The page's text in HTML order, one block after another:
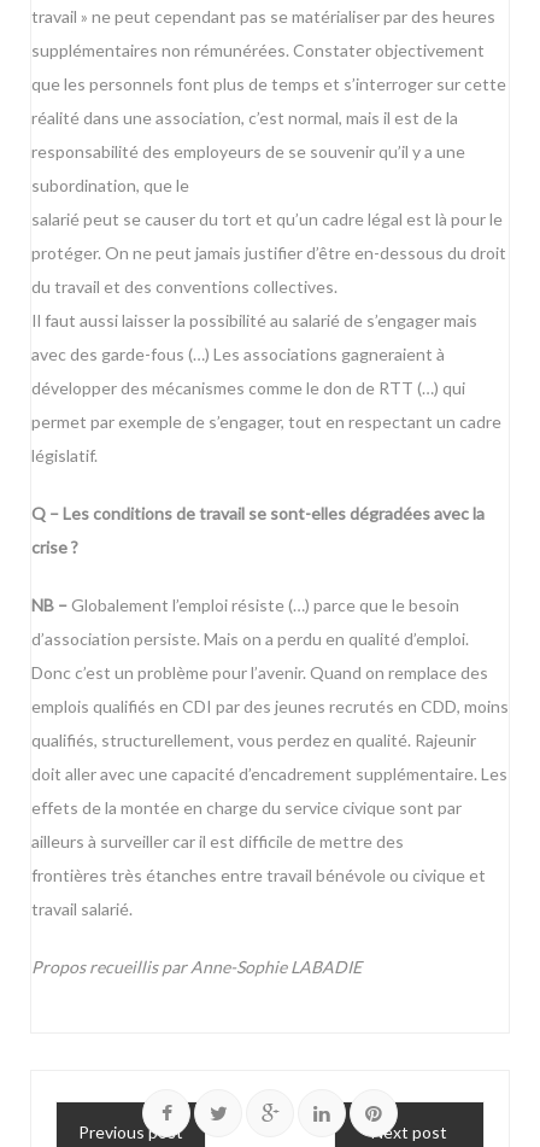
travail » ne peut cependant pas se matérialiser par des heures
supplémentaires non rémunérées. Constater objectivement
que les personnels font plus de temps et s’interroger sur cette
réalité dans une association, c’est normal, mais il est de la
responsabilité des employeurs de se souvenir qu’il y a une
subordination, que le
salarié peut se causer du tort et qu’un cadre légal est là pour le
protéger. On ne peut jamais justifier d’être en-dessous du droit
du travail et des conventions collectives.
Il faut aussi laisser la possibilité au salarié de s’engager mais
avec des garde-fous (…) Les associations gagneraient à
développer des mécanismes comme le don de RTT (…) qui
permet par exemple de s’engager, tout en respectant un cadre
législatif.
Q – Les conditions de travail se sont-elles dégradées avec la
crise ?
NB – Globalement l’emploi résiste (…) parce que le besoin
d’association persiste. Mais on a perdu en qualité d’emploi.
Donc c’est un problème pour l’avenir. Quand on remplace des
emplois qualifiés en CDI par des jeunes recrutés en CDD, moins
qualifiés, structurellement, vous perdez en qualité. Rajeunir
doit aller avec une capacité d’encadrement supplémentaire. Les
effets de la montée en charge du service civique sont par
ailleurs à surveiller car il est difficile de mettre des
frontières très étanches entre travail bénévole ou civique et
travail salarié.
Propos recueillis par Anne-Sophie LABADIE
Previous post Next post